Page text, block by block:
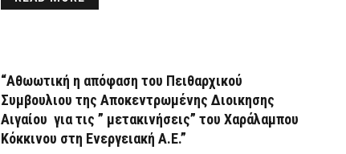
“Αθωωτική η απόφαση του Πειθαρχικού
Συμβουλιου της Αποκεντρωμένης Διοικησης
Αιγαίου για τις ” μετακινήσεις” του Χαράλαμπου
Κόκκινου στη Ενεργειακή Α.Ε.”